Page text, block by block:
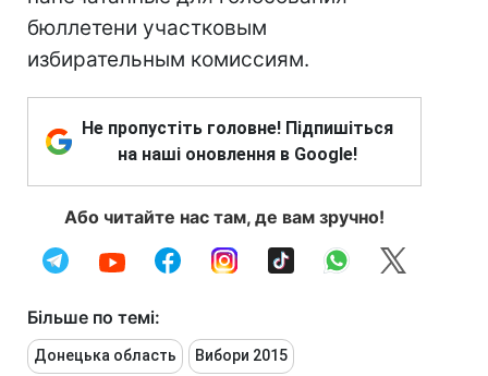
бюллетени участковым
избирательным комиссиям.
Не пропустіть головне! Підпишіться
на наші оновлення в Google!
Або читайте нас там, де вам зручно!
Більше по темі:
Донецька область Вибори 2015